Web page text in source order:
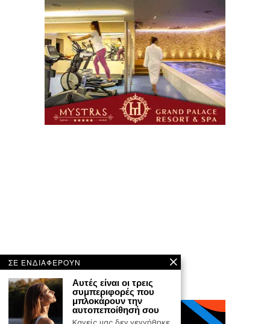
ΣΕ ΕΝΔΙΑΦΕΡΟΥΝ
Aυτές είναι οι τρεις
συμπεριφορές που
μπλοκάρουν την
αυτοπεποίθησή σου